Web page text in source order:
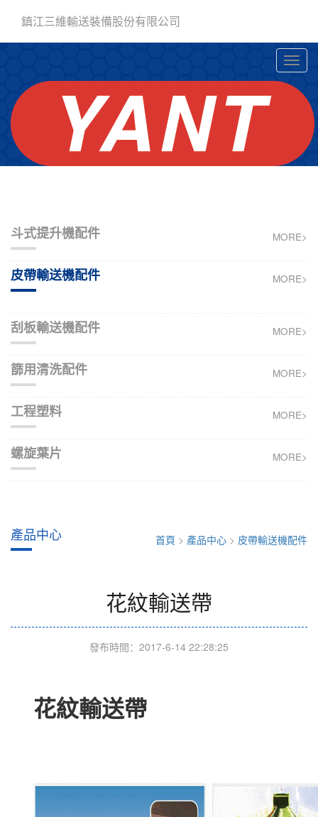
鎮江三維輸送裝備股份有限公司
MORE>
斗式提升機配件
MORE>
皮帶輸送機配件
MORE>
刮板輸送機配件
MORE>
篩用清洗配件
MORE>
工程塑料
MORE>
螺旋葉片
首頁 > 產品中心 > 皮帶輸送機配件
產品中心
花紋輸送帶
發布時間：2017-6-14 22:28:25
花紋輸送帶